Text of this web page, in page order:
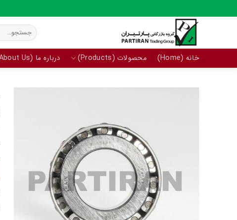
to
جستجو
برای:
خانه (Home) محصولات (Products) درباره ما (About Us)